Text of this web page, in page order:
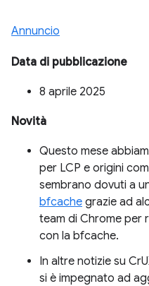
Annuncio
Data di pubblicazione
8 aprile 2025
Novità
Questo mese
per LCP e origini
sembrano dovuti a
bfcache grazie ad
team di Chrome per
con la bfcache.
In altre notizie su
si è impegnato ad